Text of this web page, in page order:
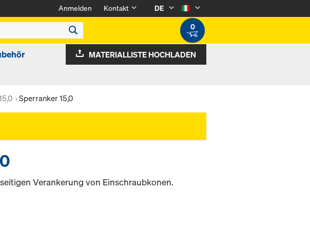
Anmelden Kontakt
DE
0
MATERIALLISTE HOCHLADEN
Sperranker 15,0
Verankerung von Einschraubkonen.